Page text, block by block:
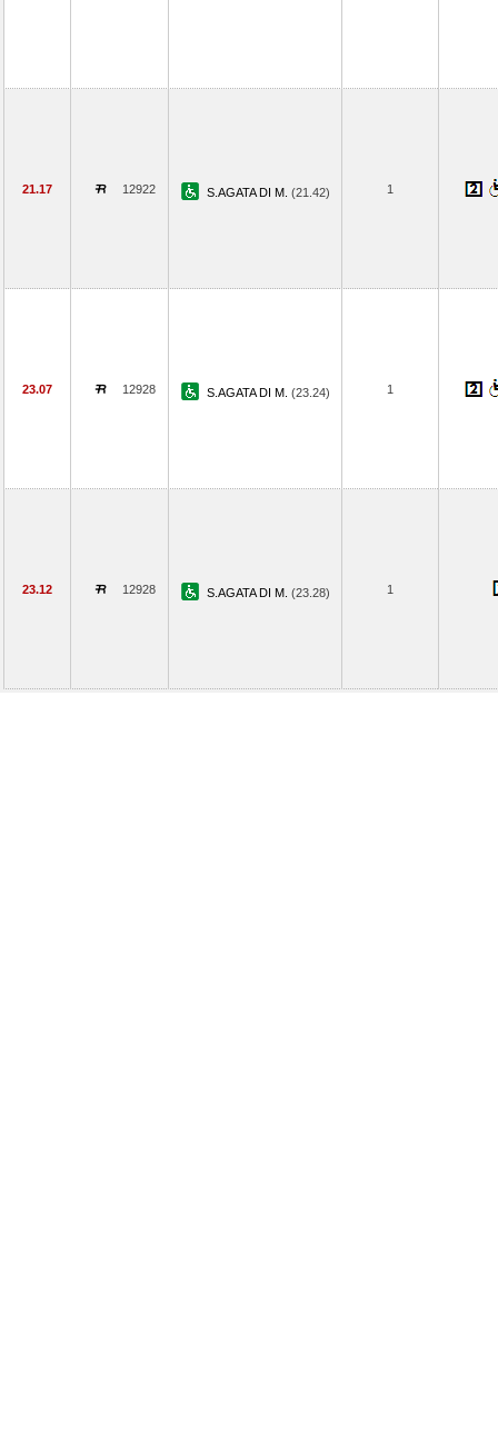
21.17 12922 S.AGATA DI M. (21.42) 1
23.07 12928 S.AGATA DI M. (23.24) 1
23.12 12928 S.AGATA DI M. (23.28) 1